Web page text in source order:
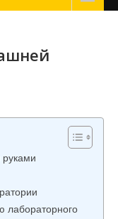
лабораторного